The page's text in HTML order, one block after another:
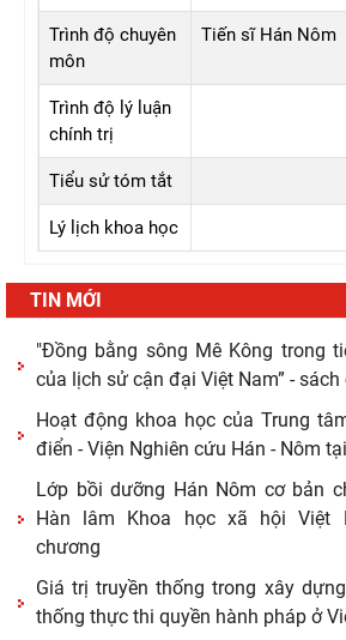
Trình độ chuyên
môn
Tiến sĩ Hán Nôm
Trình độ lý luận
chính trị
Tiểu sử tóm tắt
Lý lịch khoa học
TIN MỚI
"Đồng bằng sông Mê Kông trong
của lịch sử cận đại Việt Nam” -
Hoạt động khoa học của Trung
điển - Viện Nghiên cứu Hán - Nôm
Lớp bồi dưỡng Hán Nôm cơ bản
Hàn lâm Khoa học xã hội Việt
chương
Giá trị truyền thống trong xây
thống thực thi quyền hành pháp ở